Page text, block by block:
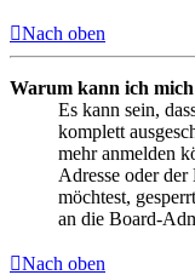
Nach oben
Warum kann ich
Es kann sein,
komplett
mehr anmelden
Adresse oder
möchtest,
an die Board-
Nach oben